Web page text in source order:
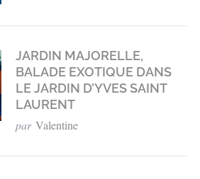
JARDIN MAJORELLE,
BALADE EXOTIQUE DANS
LE JARDIN D’YVES SAINT
LAURENT
par Valentine